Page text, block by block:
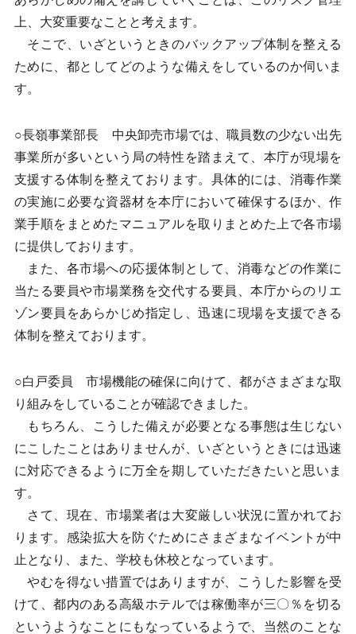
上、大変重要なことと考えます。
そこで、いざというときのバックアップ体制を整える
ために、都としてどのような備えをしているのか伺いま
す。
○長嶺事業部長 中央卸売市場では、職員数の少ない出先
事業所が多いという局の特性を踏まえて、本庁が現場を
支援する体制を整えております。具体的には、消毒作業
の実施に必要な資器材を本庁において確保するほか、作
業手順をまとめたマニュアルを取りまとめた上で各市場
に提供しております。
また、各市場への応援体制として、消毒などの作業に
当たる要員や市場業務を交代する要員、本庁からのリエ
ゾン要員をあらかじめ指定し、迅速に現場を支援できる
体制を整えております。
○白戸委員 市場機能の確保に向けて、都がさまざまな取
り組みをしていることが確認できました。
もちろん、こうした備えが必要となる事態は生じない
にこしたことはありませんが、いざというときには迅速
に対応できるように万全を期していただきたいと思いま
す。
さて、現在、市場業者は大変厳しい状況に置かれてお
ります。感染拡大を防ぐためにさまざまなイベントが中
止となり、また、学校も休校となっています。
やむを得ない措置ではありますが、こうした影響を受
けて、都内のある高級ホテルでは稼働率が三〇％を切る
というようなことにもなっているようで、当然のことな